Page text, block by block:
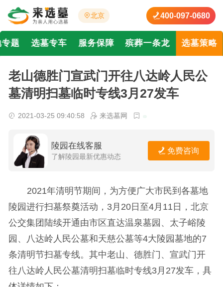
北京 400-097-0680
题 选墓专车 服务保障 殡葬一条龙 选墓策略
老山德胜门宣武门开往八达岭人民公
墓清明扫墓临时专线3月27发车
2021-03-25 09:40:58 来选墓网
陵园在线客服
了解陵园最新优惠动态
免费咨询
2021年清明节期间，为方便广大市民到各墓地
陵园进行扫墓祭奠活动，3月20日至4月11日，北京
公交集团陆续开通由市区直达温泉墓园、太子峪陵
园、八达岭人民公墓和天慈公墓等4大陵园墓地的7
条清明节扫墓专线。其中老山、德胜门、宣武门开
往八达岭人民公墓清明扫墓临时专线3月27发车，具